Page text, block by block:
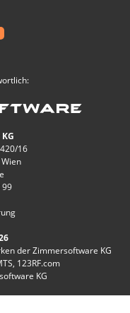
16
99
der Zimmersoftware KG
123RF.com
KG